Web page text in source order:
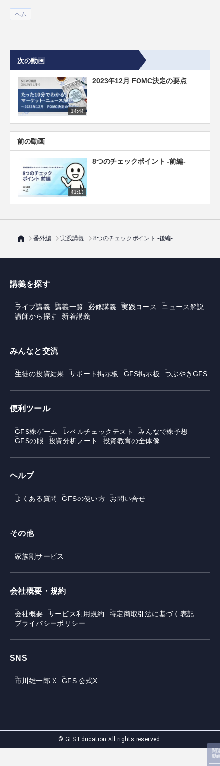
関
動
ヘム
次の動画
14:44
2023年12月 FOMC決定の要点
前の動画
41:13
8つのチェックポイント -前編-
番外編 実践講義 8つのチェックポイント -後編-
講義を探す
ライブ講義 講義一覧 必修講義 実践コース
ニュース解説
講師から探す
新着講義
みんなと交流
生徒の投資結果 サポート掲示板 GFS掲示板 つぶやきGFS
便利ツール
GFS株ゲーム レベルチェックテスト
みんなで株予想
GFSの眼
投資分析ノート 投資教育の全体像
ヘルプ
よくある質問 GFSの使い方 お問い合せ
その他
家族割サービス
会社概要・規約
会社概要 サービス利用規約
特定商取引法に基づく表記
プライバシーポリシー
SNS
市川雄一郎 X GFS 公式X
© GFS Education All rights reserved.